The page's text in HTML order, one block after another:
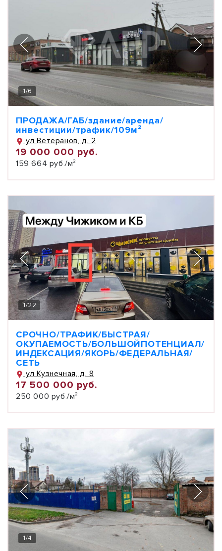
1/6
ПРОДАЖА/ГАБ/здание/аренда/
инвестиции/трафик/109м²
ул Ветеранов, д. 2
19 000 000 руб.
159 664 руб./м²
1/22
СРОЧНО/ТРАФИК/БЫСТРАЯ/
ОКУПАЕМОСТЬ/БОЛЬШОЙПОТЕНЦИАЛ/
ИНДЕКСАЦИЯ/ЯКОРЬ/ФЕДЕРАЛЬНАЯ/
СЕТЬ
ул Кузнечная, д. 8
17 500 000 руб.
250 000 руб./м²
1/4